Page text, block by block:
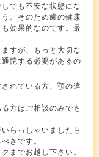
でも不安な状態にな
。そのため歯の健康
効果的なのです。最
すが、もっと大切な
院する必要があるの
れている方、顎の違
方はご相談のみでも
らっしゃいましたら
きです。
までお越し下さい。